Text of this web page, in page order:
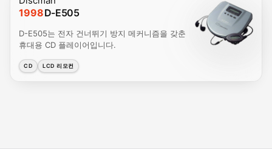
1998D-E505
D-E505는 전자 건너뛰기 방지 메커니즘을 갖춘
휴대용 CD 플레이어입니다.
CD LCD 리모컨